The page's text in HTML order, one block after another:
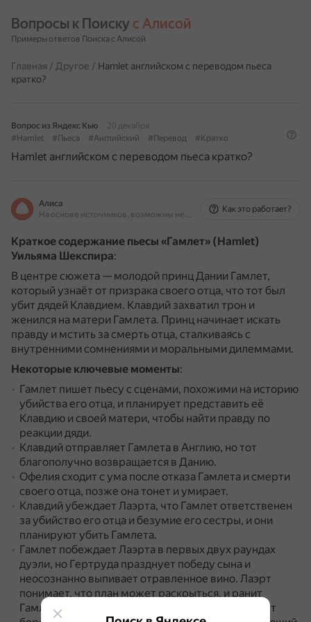
Вопросы к Поиску с Алисой
Примеры ответов Поиска с Алисой
Главная / Другое / Hamlet английском с переводом пьеса
кратко?
Вопрос из Яндекс Кью
20 декабря
#Hamlet
#Пьеса #Английский #Перевод #Кратко
Hamlet английском с переводом пьеса кратко?
Алиса
На основе источников, возможны неточности
Как это работает?
Краткое содержание пьесы «Гамлет» (Hamlet)
Уильяма Шекспира:
В центре сюжета — молодой принц Дании Гамлет,
который узнаёт от призрака своего отца, что тот был
убит дядей Клавдием. Клавдий захватил трон и
женился на матери Гамлета. Принц начинает искать
правду и мстить за смерть отца, сталкиваясь с
внутренними сомнениями и моральными дилеммами.
Некоторые ключевые моменты:
Гамлет пишет пьесу с сценами, похожими на историю
убийства его отца, и планирует представить её
Клавдию и своей матери, чтобы найти правду по
реакции дяди.
Клавдий отправляет Гамлета в Англию, но тот
благополучно возвращается в Данию.
Офелия сходит с ума после отказа Гамлета и смерти
своего отца, позже она тонет и умирает.
Клавдий убеждает Лаэрта, что Гамлет ответственен
за убийство его отца и безумие его сестры, и они
планируют убить Гамлета.
Гамлет побеждает Лаэрта в первых двух раундах
дуэли, но Гертруда празднует победу сына и
неосознанно выпивает отравленное вино. Лаэрт
понимает, что план может раскрыться, и ранит
Гамлета отравленным клинком.
В схватке Гамлет